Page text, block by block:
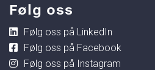
Følg oss
Følg oss på LinkedIn
Følg oss på Facebook
Følg oss på Instagram